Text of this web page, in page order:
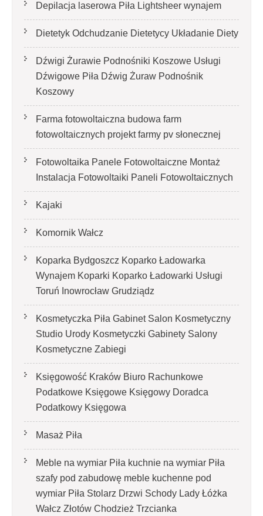
Depilacja laserowa Piła Lightsheer wynajem
Dietetyk Odchudzanie Dietetycy Układanie Diety
Dźwigi Żurawie Podnośniki Koszowe Usługi
Dźwigowe Piła Dźwig Żuraw Podnośnik
Koszowy
Farma fotowoltaiczna budowa farm
fotowoltaicznych projekt farmy pv słonecznej
Fotowoltaika Panele Fotowoltaiczne Montaż
Instalacja Fotowoltaiki Paneli Fotowoltaicznych
Kajaki
Komornik Wałcz
Koparka Bydgoszcz Koparko Ładowarka
Wynajem Koparki Koparko Ładowarki Usługi
Toruń Inowrocław Grudziądz
Kosmetyczka Piła Gabinet Salon Kosmetyczny
Studio Urody Kosmetyczki Gabinety Salony
Kosmetyczne Zabiegi
Księgowość Kraków Biuro Rachunkowe
Podatkowe Księgowe Księgowy Doradca
Podatkowy Księgowa
Masaż Piła
Meble na wymiar Piła kuchnie na wymiar Piła
szafy pod zabudowę meble kuchenne pod
wymiar Piła Stolarz Drzwi Schody Lady Łóżka
Wałcz Złotów Chodzież Trzcianka